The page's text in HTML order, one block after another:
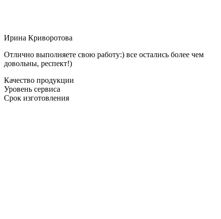
Ирина Криворотова
Отлично выполняете свою работу:) все остались более чем
довольны, респект!)
Качество продукции
Уровень сервиса
Срок изготовления